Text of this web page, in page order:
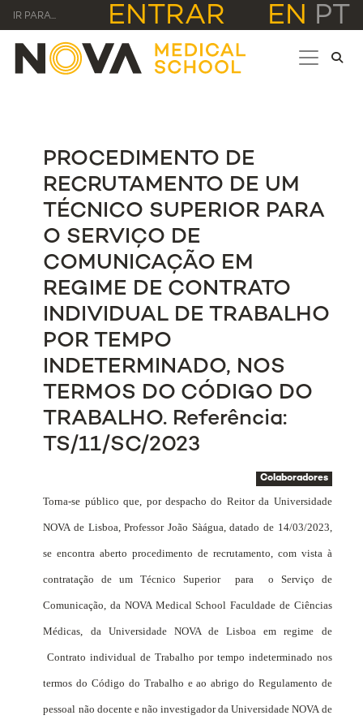
IR PARA... ENTRAR EN PT
PROCEDIMENTO DE
RECRUTAMENTO DE UM
TÉCNICO SUPERIOR PARA
O SERVIÇO DE
COMUNICAÇÃO EM
REGIME DE CONTRATO
INDIVIDUAL DE TRABALHO
POR TEMPO
INDETERMINADO, NOS
TERMOS DO CÓDIGO DO
TRABALHO. Referência:
TS/11/SC/2023
Colaboradores
Torna-se público que, por despacho do Reitor da Universidade
NOVA de Lisboa, Professor João Sàágua, datado de 14/03/2023,
se encontra aberto procedimento de recrutamento, com vista à
contratação de um Técnico Superior para o Serviço de
Comunicação, da NOVA Medical School Faculdade de Ciências
Médicas, da Universidade NOVA de Lisboa em regime de
Contrato individual de Trabalho por tempo indeterminado nos
termos do Código do Trabalho e ao abrigo do Regulamento de
pessoal não docente e não investigador da Universidade NOVA de